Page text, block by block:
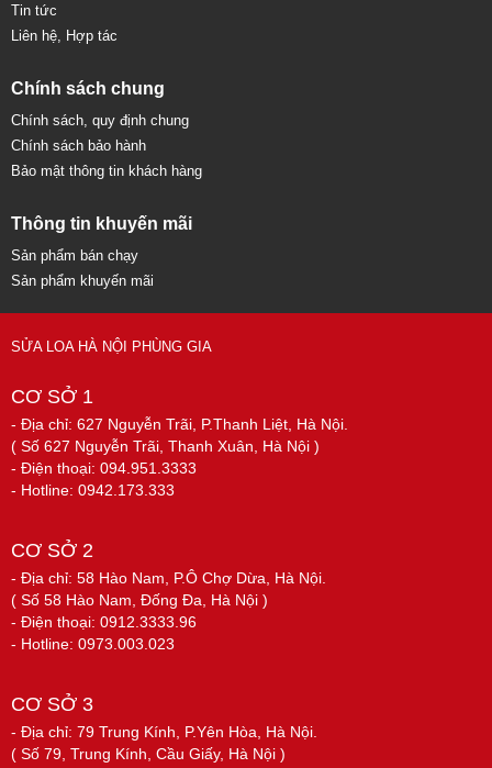
Tin tức
Liên hệ, Hợp tác
Chính sách chung
Chính sách, quy định chung
Chính sách bảo hành
Bảo mật thông tin khách hàng
Thông tin khuyến mãi
Sản phẩm bán chạy
Sản phẩm khuyến mãi
SỬA LOA HÀ NỘI PHÙNG GIA
CƠ SỞ 1
- Địa chỉ: 627 Nguyễn Trãi, P.Thanh Liệt, Hà Nội.
( Số 627 Nguyễn Trãi, Thanh Xuân, Hà Nội )
- Điện thoại: 094.951.3333
- Hotline: 0942.173.333
CƠ SỞ 2
- Địa chỉ: 58 Hào Nam, P.Ô Chợ Dừa, Hà Nội.
( Số 58 Hào Nam, Đống Đa, Hà Nội )
- Điện thoại: 0912.3333.96
- Hotline: 0973.003.023
CƠ SỞ 3
- Địa chỉ: 79 Trung Kính, P.Yên Hòa, Hà Nội.
( Số 79, Trung Kính, Cầu Giấy, Hà Nội )